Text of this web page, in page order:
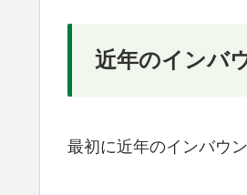
近年のインバ
最初に近年のインバウ